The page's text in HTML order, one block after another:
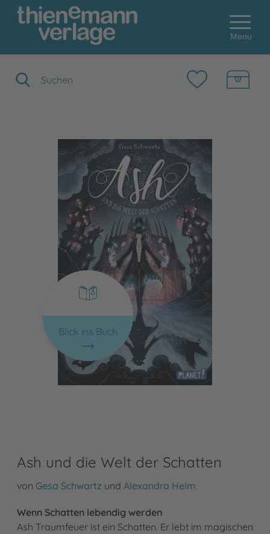
Menu
Blick ins Buch
Ash und die Welt der Schatten
von Gesa Schwartz und Alexandra Helm
Wenn Schatten lebendig werden
Ash Traumfeuer ist ein Schatten. Er lebt im magischen